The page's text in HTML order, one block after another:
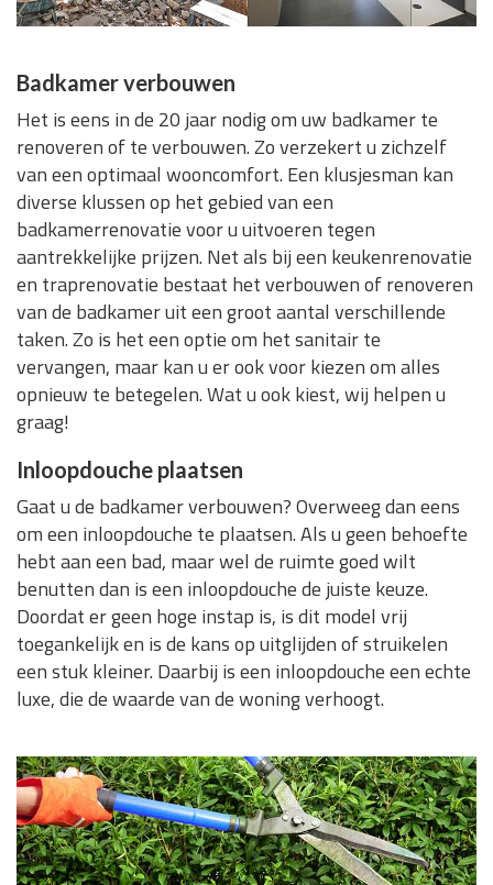
Badkamer verbouwen
Het is eens in de 20 jaar nodig om uw badkamer te
renoveren of te verbouwen. Zo verzekert u zichzelf
van een optimaal wooncomfort. Een klusjesman kan
diverse klussen op het gebied van een
badkamerrenovatie voor u uitvoeren tegen
aantrekkelijke prijzen. Net als bij een keukenrenovatie
en traprenovatie bestaat het verbouwen of renoveren
van de badkamer uit een groot aantal verschillende
taken. Zo is het een optie om het sanitair te
vervangen, maar kan u er ook voor kiezen om alles
opnieuw te betegelen. Wat u ook kiest, wij helpen u
graag!
Inloopdouche plaatsen
Gaat u de badkamer verbouwen? Overweeg dan eens
om een inloopdouche te plaatsen. Als u geen behoefte
hebt aan een bad, maar wel de ruimte goed wilt
benutten dan is een inloopdouche de juiste keuze.
Doordat er geen hoge instap is, is dit model vrij
toegankelijk en is de kans op uitglijden of struikelen
een stuk kleiner. Daarbij is een inloopdouche een echte
luxe, die de waarde van de woning verhoogt.